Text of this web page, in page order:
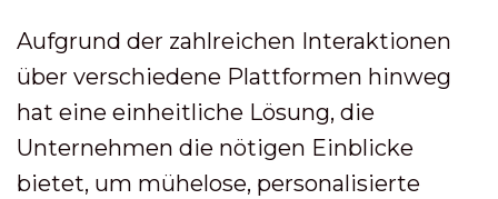
Aufgrund der zahlreichen Interaktionen
über verschiedene Plattformen hinweg
hat eine einheitliche Lösung, die
Unternehmen die nötigen Einblicke
bietet, um mühelose, personalisierte